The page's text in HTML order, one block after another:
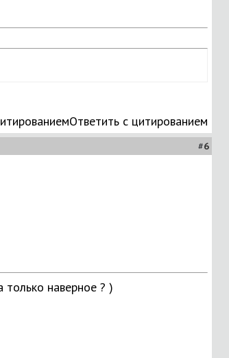
Ответить с цитированием
#6
только наверное ? )